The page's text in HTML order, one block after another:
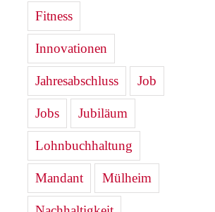
Fitness
Innovationen
Jahresabschluss Job
Jobs Jubiläum
Lohnbuchhaltung
Mandant Mülheim